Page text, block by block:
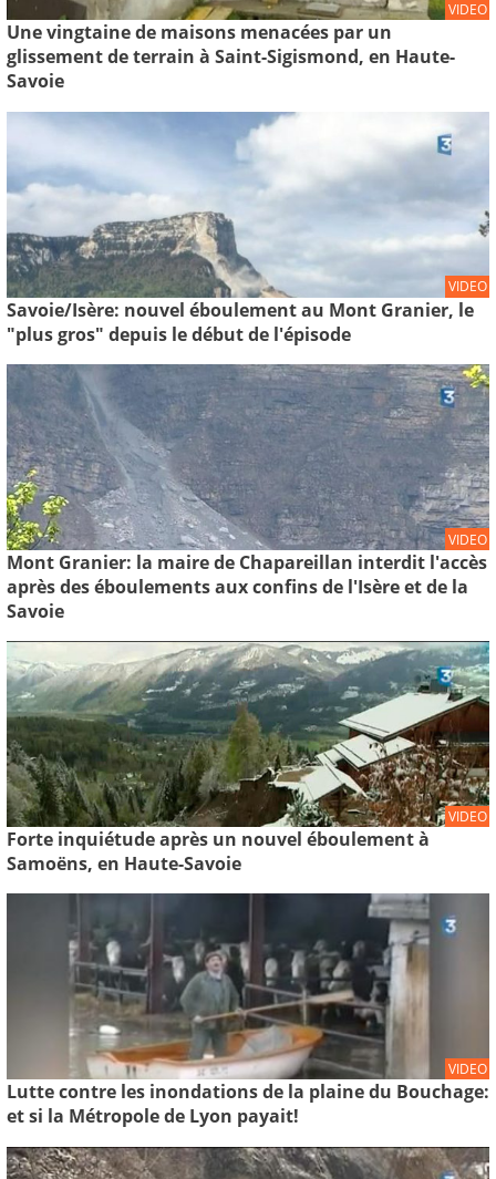
VIDEO
Une vingtaine de maisons menacées par un
glissement de terrain à Saint-Sigismond, en Haute-
Savoie
VIDEO
Savoie/Isère: nouvel éboulement au Mont Granier, le
"plus gros" depuis le début de l'épisode
VIDEO
Mont Granier: la maire de Chapareillan interdit l'accès
après des éboulements aux confins de l'Isère et de la
Savoie
VIDEO
Forte inquiétude après un nouvel éboulement à
Samoëns, en Haute-Savoie
VIDEO
Lutte contre les inondations de la plaine du Bouchage:
et si la Métropole de Lyon payait!